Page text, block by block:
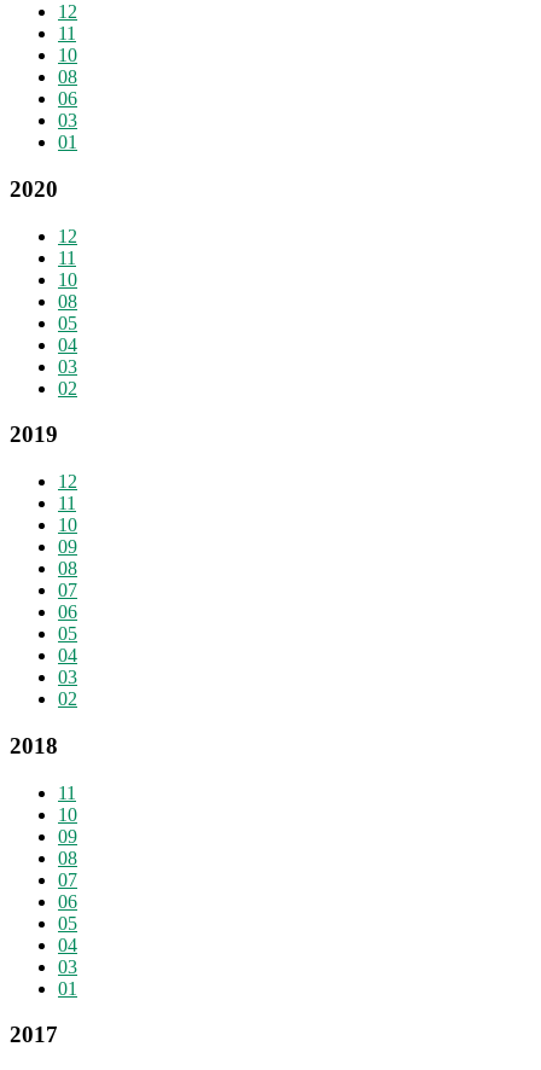
12
11
10
08
06
03
01
2020
12
11
10
08
05
04
03
02
2019
12
11
10
09
08
07
06
05
04
03
02
2018
11
10
09
08
07
06
05
04
03
01
2017